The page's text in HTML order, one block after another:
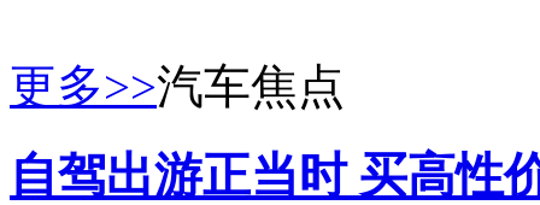
更多>>汽车焦点
自驾出游正当时 买高性